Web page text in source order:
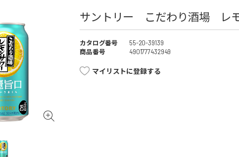
サントリー こだわり酒場 レ
カタログ番号
55-20-39139
商品番号
4901777432949
マイリストに登録する